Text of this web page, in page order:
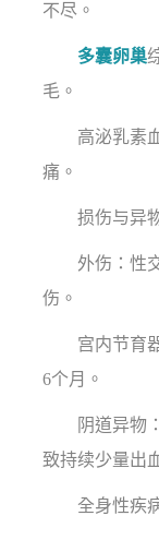
不尽。
多囊卵巢
毛。
高泌乳素血
痛。
损伤与异物
外伤：性交
伤。
宫内节育器
6个月。
阴道异物：
致持续少量出
全身性疾病